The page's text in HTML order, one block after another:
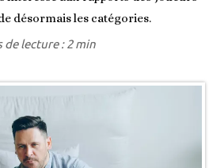
désormais les catégories.
de lecture : 2 min